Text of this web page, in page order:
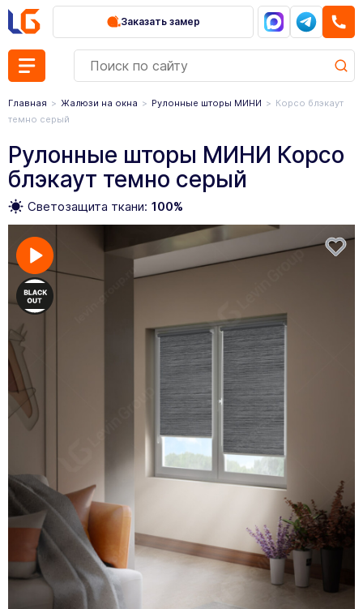
Заказать замер
Главная Жалюзи на окна Рулонные шторы МИНИ
Корсо блэкаут
темно серый
Рулонные шторы МИНИ Корсо
блэкаут темно серый
Светозащита ткани: 100%